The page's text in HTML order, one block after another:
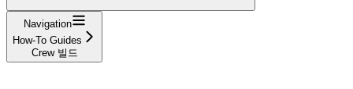
Navigation
How-To Guides
Crew 빌드